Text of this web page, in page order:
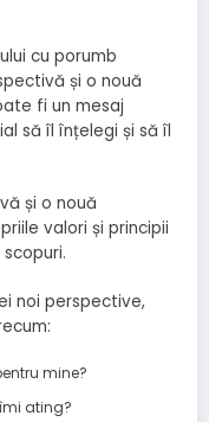
cu porumb
și o nouă
fi un mesaj
să îl înțelegi și să îl
și o nouă
valori și principii
noi perspective,
mine?
ating?